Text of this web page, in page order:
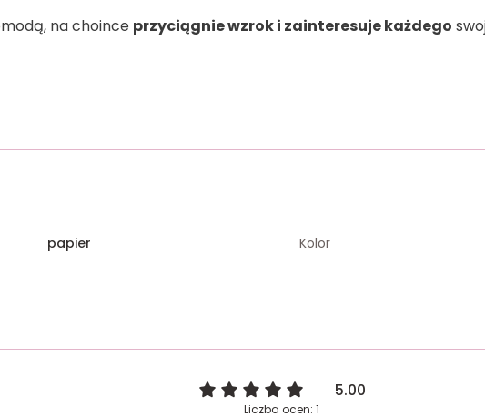
na choince przyciągnie wzrok i zainteresuje każdego
papier Kolor
5.00
Liczba ocen: 1